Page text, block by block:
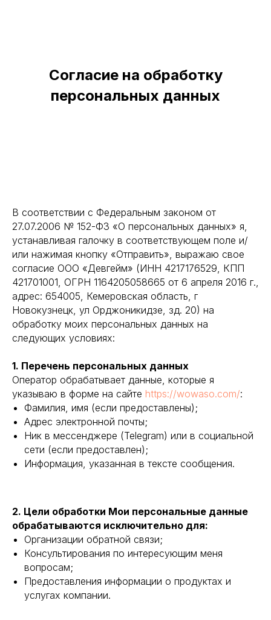
Согласие на обработку
персональных данных
В соответствии с Федеральным законом от
27.07.2006 № 152-ФЗ «О персональных данных» я,
устанавливая галочку в соответствующем поле и/
или нажимая кнопку «Отправить», выражаю свое
согласие ООО «Девгейм» (ИНН 4217176529, КПП
421701001, ОГРН 1164205058665 от 6 апреля 2016 г.,
адрес: 654005, Кемеровская область, г
Новокузнецк, ул Орджоникидзе, зд. 20) на
обработку моих персональных данных на
следующих условиях:
1. Перечень персональных данных
Оператор обрабатывает данные, которые я
указываю в форме на сайте https://wowaso.com/:
Фамилия, имя (если предоставлены);
Адрес электронной почты;
Ник в мессенджере (Telegram) или в социальной
сети (если предоставлен);
Информация, указанная в тексте сообщения.
2. Цели обработки Мои персональные данные
обрабатываются исключительно для:
Организации обратной связи;
Консультирования по интересующим меня
вопросам;
Предоставления информации о продуктах и
услугах компании.